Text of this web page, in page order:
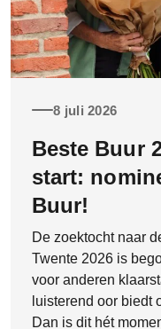
8 juli 2026
Beste Buur
start:
Buur!
De zoektocht naar
Twente 2026 is
voor anderen
luisterend oor biedt
Dan is dit hét